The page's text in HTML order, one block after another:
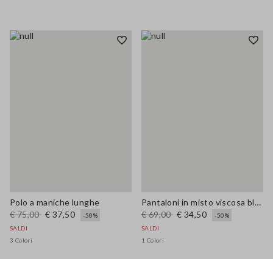
Polo a maniche lunghe
€ 75,00 € 37,50
-50%
SALDI
3 Colori
Pantaloni in misto viscosa blu slim fit
€ 69,00 € 34,50
-50%
SALDI
1 Colori